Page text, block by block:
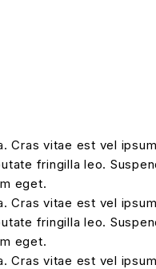
Cras vitae est vel
fringilla leo.
eget.
Cras vitae est vel
fringilla leo.
eget.
Cras vitae est vel